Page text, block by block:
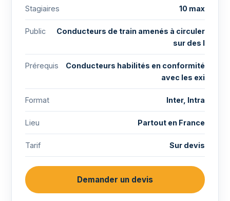
Stagiaires 10 max
Public
Conducteurs de train amenés à circuler
sur des l
Prérequis
Conducteurs habilités en conformité
avec les exi
Format Inter, Intra
Lieu Partout en France
Tarif Sur devis
Demander un devis